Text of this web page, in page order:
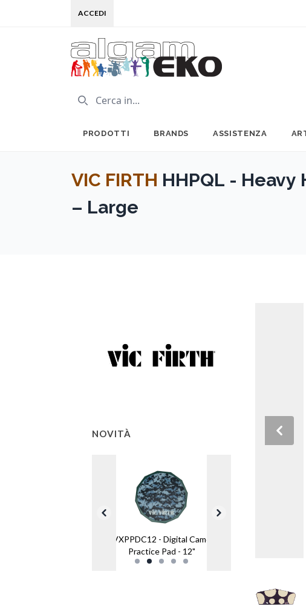
ACCEDI
PRODOTTI BRANDS ASSISTENZA
VIC FIRTH HHPQL -
– Large
NOVITÀ
VXPPDC12 - Digital Camo
Practice Pad - 12"